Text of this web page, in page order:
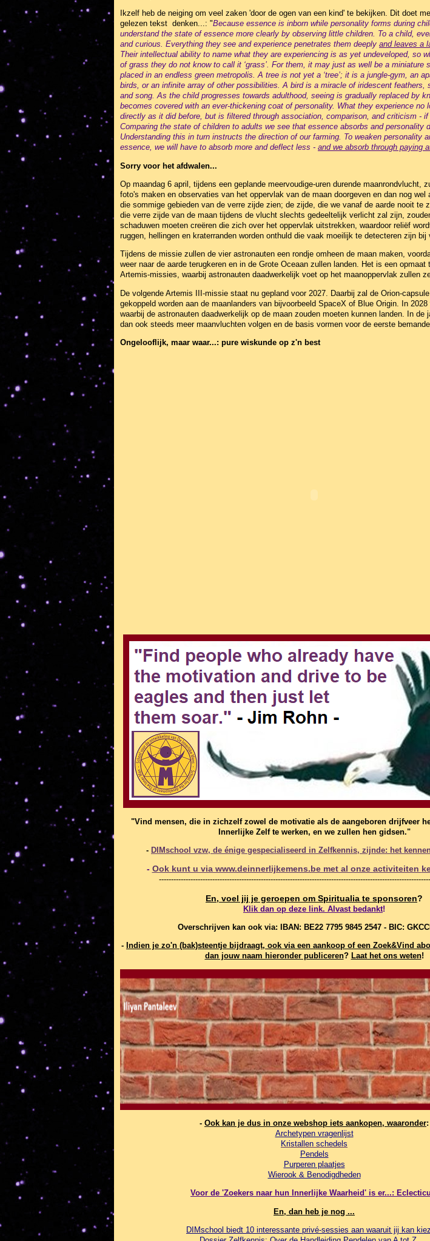
Ikzelf heb de neiging om veel zaken 'door de ogen van een kind' te bekijken. Dit doet
gelezen tekst denken...: "Because essence is inborn while personality forms during
understand the state of essence more clearly by observing little children. To a child,
and curious. Everything they see and experience penetrates them deeply and leaves a
Their intellectual ability to name what they are experiencing is as yet undeveloped, so
of grass they do not know to call it ‘grass’. For them, it may just as well be a miniature
placed in an endless green metropolis. A tree is not yet a ‘tree’; it is a jungle-gym, an
birds, or an infinite array of other possibilities. A bird is a miracle of iridescent feathers,
and song. As the child progresses towards adulthood, seeing is gradually replaced by
becomes covered with an ever-thickening coat of personality. What they experience no
directly as it did before, but is filtered through association, comparison, and criticism -
Comparing the state of children to adults we see that essence absorbs and personality
Understanding this in turn instructs the direction of our farming. To weaken personality
essence, we will have to absorb more and deflect less - and we absorb through paying
Sorry voor het afdwalen...
Op maandag 6 april, tijdens een geplande meervoudige-uren durende maanrondvlucht,
foto's maken en observaties van het oppervlak van de maan doorgeven en dan nog wel
die sommige gebieden van de verre zijde zien; de zijde, die we vanaf de aarde nooit te
die verre zijde van de maan tijdens de vlucht slechts gedeeltelijk verlicht zal zijn,
schaduwen moeten creëren die zich over het oppervlak uitstrekken, waardoor reliëf
ruggen, hellingen en kraterranden worden onthuld die vaak moeilijk te detecteren zijn bij
Tijdens de missie zullen de vier astronauten een rondje omheen de maan maken,
weer naar de aarde terugkeren en in de Grote Oceaan zullen landen. Het is een opmaat
Artemis-missies, waarbij astronauten daadwerkelijk voet op het maanoppervlak zullen
De volgende Artemis III-missie staat nu gepland voor 2027. Daarbij zal de Orion-
gekoppeld worden aan de maanlanders van bijvoorbeeld SpaceX of Blue Origin. In 2028
waarbij de astronauten daadwerkelijk op de maan zouden moeten kunnen landen. In de
dan ook steeds meer maanvluchten volgen en de basis vormen voor de eerste
Ongelooflijk, maar waar...: pure wiskunde op z'n best
"Vind mensen, die in zichzelf zowel de motivatie als de aangeboren drijfveer
Innerlijke Zelf te werken, en we zullen hen gidsen."
- DIMschool vzw, de énige gespecialiseerd in Zelfkennis, zijnde: het
- Ook kunt u via www.deinnerlijkemens.be met al onze activiteiten
En, voel jij je geroepen om Spiritualia te sponsoren?
Klik dan op deze link. Alvast bedankt!
Overschrijven kan ook via: IBAN: BE22 7795 9845 2547 - BIC:
- Indien je zo'n (bak)steentje bijdraagt, ook via een aankoop of een Zoek&Vind
dan jouw naam hieronder publiceren? Laat het ons weten!
- Ook kan je dus in onze webshop iets aankopen, waaronder:
Archetypen vragenlijst
Kristallen schedels
Pendels
Purperen plaatjes
Wierook & Benodigdheden
Voor de 'Zoekers naar hun Innerlijke Waarheid' is er...:
En, dan heb je nog ...
DIMschool biedt 10 interessante privé-sessies aan waaruit jij kan